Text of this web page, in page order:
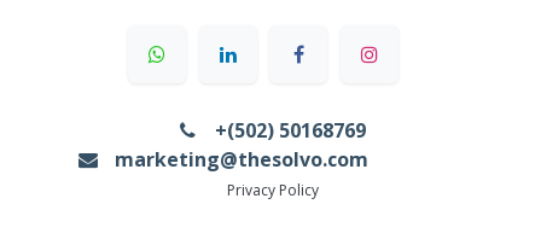
+(502) 50168769
marketing@thesolvo.com
Privacy Policy